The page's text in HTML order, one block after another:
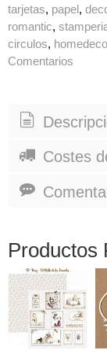
tarjetas papel
romantic
circulos
Comentarios
Costes
Productos